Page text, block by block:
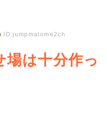
ID:jumpmatome2ch
場は十分作っ